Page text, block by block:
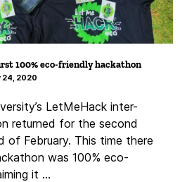
100% eco-friendly hackathon
24, 2020
LetMeHack inter-
returned for the second
of February. This time there
was 100% eco-
it …